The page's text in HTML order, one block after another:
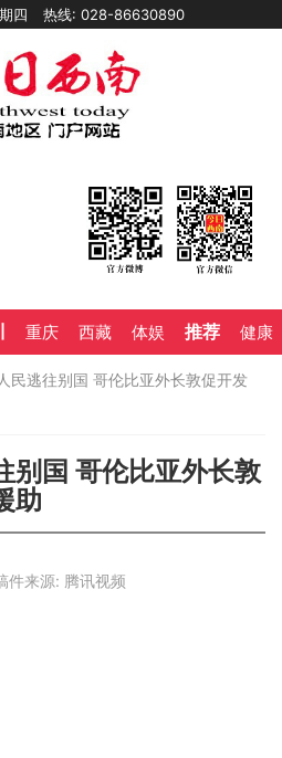
四 热线: 028-86630890
重庆 西藏 体娱 推荐 健康
民逃往别国 哥伦比亚外长敦促开发
别国 哥伦比亚外长敦
助
源: 腾讯视频